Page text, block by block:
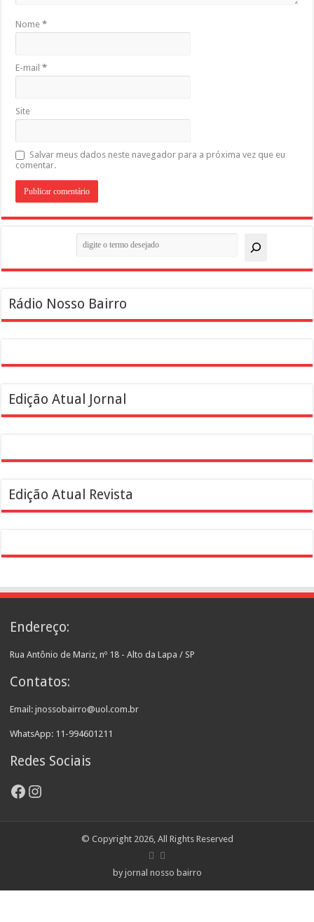
Nome*
E-mail*
Site
Salvar meus dados neste navegador para a próxima vez que eu
comentar.
Rádio Nosso Bairro
Edição Atual Jornal
Edição Atual Revista
Endereço:
Rua Antônio de Mariz, nº 18 - Alto da Lapa / SP
Contatos:
Email: jnossobairro@uol.com.br
WhatsApp: 11-994601211
Redes Sociais
Facebook
Instagram
© Copyright 2026, All Rights Reserved
by jornal nosso bairro